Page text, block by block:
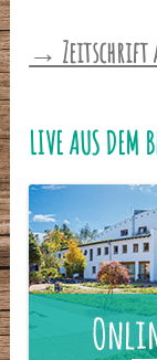
→ Zeitschrift
LIVE AUS DEM